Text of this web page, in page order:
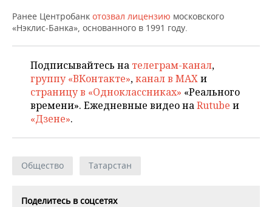
ЭНЕРГЕТИКА
УСЛУГИ
МЕДИА
ТЕЛЕКОММУНИКАЦИИ
ВЫЕЗДНАЯ РЕДАКЦИЯ
БИЗНЕС-БРАНЧИ
ONLINE-КОНФЕРЕНЦИИ
ОТКРЫТАЯ ЛЕКЦИЯ
НОВОСТИ СПОРТА
ФУТБОЛ
ХОККЕЙ
БАСКЕТБОЛ
КИБЕРСПОРТ
ОБЩЕСТВО
НОВОСТИ ОБЩЕСТВА
ВЛАСТЬ
ИНФРАСТРУКТУРА
КУЛЬТУРА
ФОТОГАЛЕРЕЯ
СЮЖЕТЫ
СПРАВОЧНИК
СПИСОК КОМПАНИЙ
Ранее Центробанк отозвал лицензию московского
«Нэклис-Банка», основанного в 1991 году.
Подписывайтесь на телеграм-канал,
группу «ВКонтакте»,канал в MAXи
страницу в «Одноклассниках» «Реального
времени». Ежедневные видео наRutube и
«Дзене».
Общество Татарстан
Поделитесь в соцсетях